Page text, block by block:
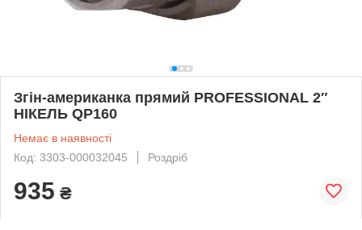
Згін-американка прямий PROFESSIONAL 2″
НІКЕЛЬ QP160
Немає в наявності
Код: 3303-000032045
Роздріб
935 ₴